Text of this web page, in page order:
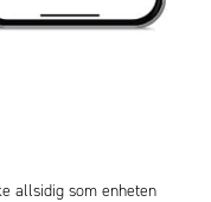
allsidig som enheten